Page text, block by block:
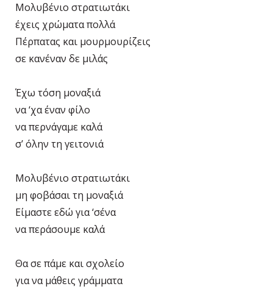
Μολυβένιο στρατιωτάκι
έχεις χρώματα πολλά
Πέρπατας και μουρμουρίζεις
σε κανέναν δε μιλάς
Έχω τόση μοναξιά
να ‘χα έναν φίλο
να περνάγαμε καλά
σ’ όλην τη γειτονιά
Μολυβένιο στρατιωτάκι
μη φοβάσαι τη μοναξιά
Είμαστε εδώ για ‘σένα
να περάσουμε καλά
Θα σε πάμε και σχολείο
για να μάθεις γράμματα